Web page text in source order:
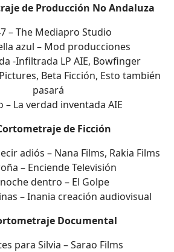
de Producción No Andaluza
– The Mediapro Studio
azul – Mod producciones
-Infiltrada LP AIE, Bowfinger
Beta Ficción, Esto también
pasará
– La verdad inventada AIE
de Ficción
adiós – Nana Films, Rakia Films
– Enciende Televisión
dentro – El Golpe
– Inania creación audiovisual
Documental
para Silvia – Sarao Films